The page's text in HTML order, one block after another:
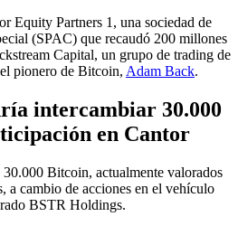
Equity Partners 1, una sociedad de
(SPAC) que recaudó 200 millones
Capital, un grupo de trading de
pionero de Bitcoin, Adam Back.
intercambiar 30.000
en Cantor
Bitcoin, actualmente valorados
a cambio de acciones en el vehículo
BSTR Holdings.